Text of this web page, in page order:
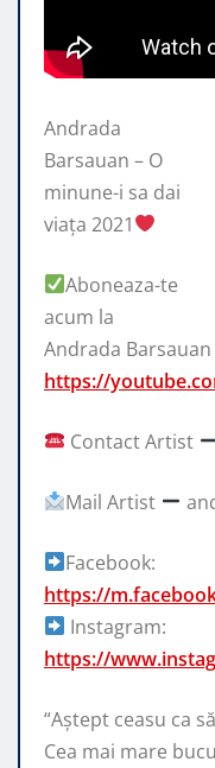
Andrada
Barsauan – O
minune-i sa dai
viața 2021
Aboneaza-te
acum la
Andrada Barsauan
https://
Contact Artist
Mail Artist
Facebook:
https://
Instagram:
https://
“Aștept ceasu ca
Cea mai mare